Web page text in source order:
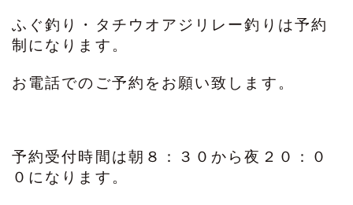
ふぐ釣り・タチウオアジリレー釣りは予約
制になります。
お電話でのご予約をお願い致します。
予約受付時間は朝８：３０から夜２０：０
０になります。